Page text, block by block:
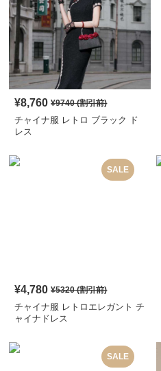
¥8,760 ¥9740(割引前)
チャイナ服 レトロ ブラック ド
レス
SALE
¥4,780 ¥5320(割引前)
チャイナ服 レトロエレガント チ
ャイナドレス
SALE